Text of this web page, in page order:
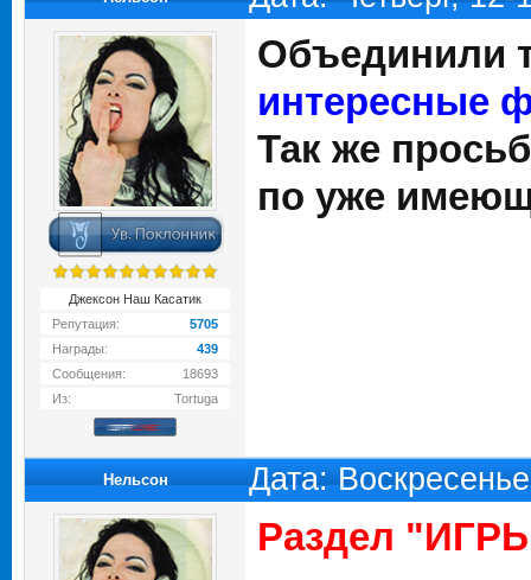
Джексон Наш Касатик
Репутация:
5705
Награды:
439
Сообщения:
18693
Из:
Tortuga
Объединили
интересные
Так же
по уже
Нельсон Дата:
Раздел